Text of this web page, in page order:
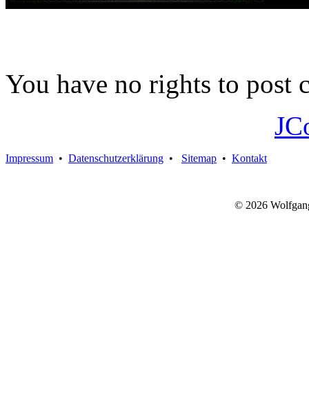
You have no rights to post
Impressum • Datenschutzerklärung • Sitemap • Kontakt
© 2026